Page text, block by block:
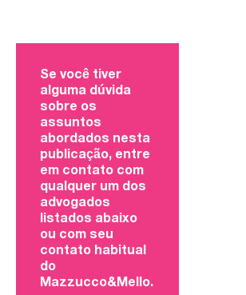
Se você tiver
alguma dúvida
sobre os
assuntos
abordados nesta
publicação, entre
em contato com
qualquer um dos
advogados
listados abaixo
ou com seu
contato habitual
do
Mazzucco&Mello.